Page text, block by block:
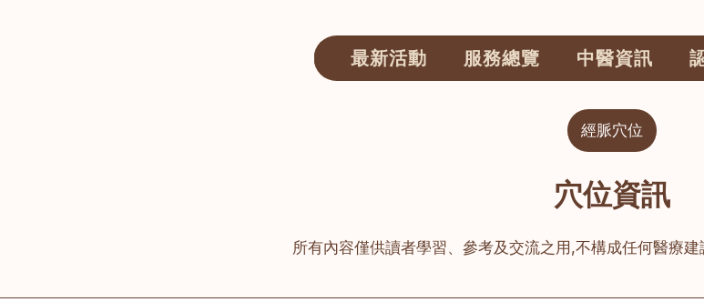
最新活動 服務總覽 中醫資訊
經脈穴位
穴位資訊
所有內容僅供讀者學習、參考及交流之用,不構成任何醫療